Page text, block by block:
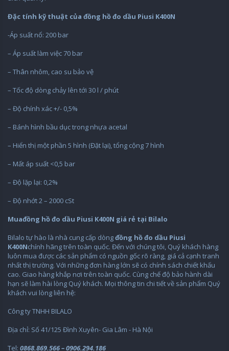
Đặc tính kỹ thuật của đồng hồ đo dầu Piusi K400N
-Áp suất nổ: 200 bar
– Áp suất làm việc 70 bar
– Thân nhôm, cao su bảo vệ
– Tốc độ dòng chảy lên tới 30 l / phút
– Độ chính xác +/- 0,5%
– Bánh hình bầu dục trong nhựa acetal
– Hiển thị một phần 5 hình (Đặt lại), tổng cộng 7 hình
– Mất áp suất <0,5 bar
– Độ lặp lại: 0,2%
– Độ nhớt 2 – 2000 cSt
Muađồng hồ đo dầu Piusi K400N giá rẻ tại Bilalo
Bilalo tự hào là nhà cung cấp dòngđồng hồ đo dầu Piusi
K400Nchính hãng trên toàn quốc. Đến với chúng tôi, Quý khách hàng
luôn mua được các sản phẩm có nguồn gốc rõ ràng, giá cả cạnh tranh
nhất thị trường. Với những đơn hàng lớn sẽ có chính sách chiết khấu
cao. Giao hàng khắp nơi trên toàn quốc. Cùng chế độ bảo hành dài
hạn sẽ làm hài lòng Quý khách. Mọi thông tin chi tiết về sản phẩm Quý
khách vui lòng liên hệ:
Công ty TNHH BILALO
Địa chỉ: Số 41/125 Đình Xuyên- Gia Lâm - Hà Nội
Tel: 0868.869.566 – 0906.294.186